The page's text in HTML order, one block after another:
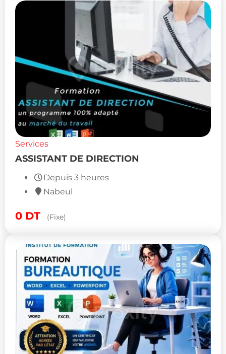
Services
ASSISTANT DE DIRECTION
Depuis 3 heures
Nabeul
0 DT (Fixe)